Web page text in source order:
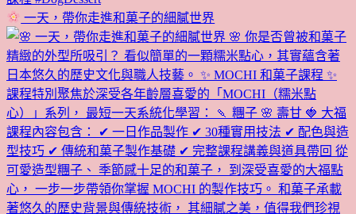
一天，帶你走進和菓子的細膩世界